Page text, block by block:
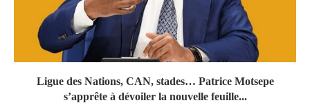
Ligue des Nations, CAN, stades… Patrice Motsepe
s’apprête à dévoiler la nouvelle feuille...